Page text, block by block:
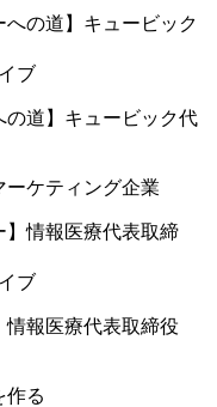
ブ
の道】キュービック代
ケティング企業
ブ
情報医療代表取締役
作る